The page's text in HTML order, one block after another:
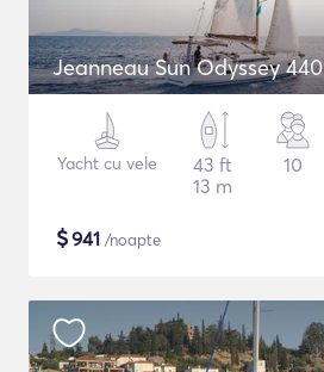
Jeanneau Sun Odyssey 440
Yacht cu vele
43 ft
13 m
10
$941 /noapte